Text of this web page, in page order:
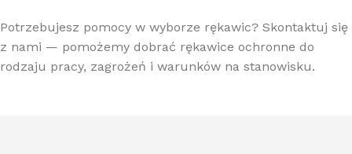
Potrzebujesz pomocy w wyborze rękawic? Skontaktuj się
z nami — pomożemy dobrać rękawice ochronne do
rodzaju pracy, zagrożeń i warunków na stanowisku.